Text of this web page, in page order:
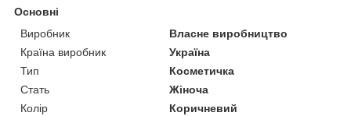
Основні
Виробник
Власне виробництво
Країна виробник
Україна
Тип
Косметичка
Стать
Жіноча
Колір
Коричневий